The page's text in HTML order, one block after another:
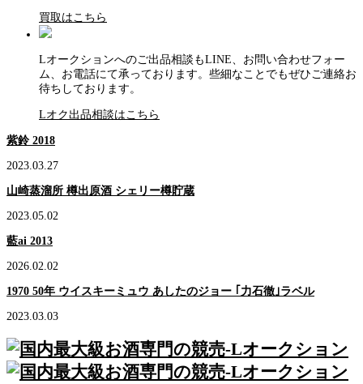
買取はこちら
Lオークションへのご出品相談もLINE、お問い合わせフォー
ム、お電話にて承っております。些細なことでもぜひご連絡お
待ちしております。
Lオク出品相談はこちら
紫鈴 2018
2023.03.27
山崎蒸溜所 樽出原酒 シェリー樽貯蔵
2023.05.02
藍ai 2013
2026.02.02
1970 50年 ウイスキーミュウ あしたのジョー ｢力石徹｣ラベル
2023.03.03